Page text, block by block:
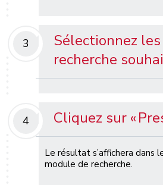
3
Sélectionnez
recherche
4 Cliquez sur «
Le résultat s’affichera dans
module de recherche.